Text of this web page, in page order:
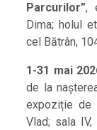
Parcurilor”,
Dima; holul
cel Bătrân,
1-31 mai
de la
expoziție de
Vlad; sala